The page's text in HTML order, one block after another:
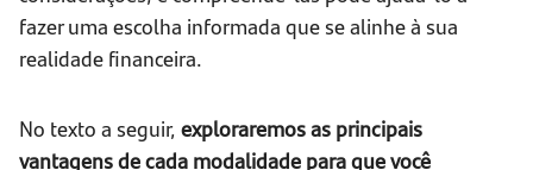
fazer uma escolha informada que se alinhe à sua
realidade financeira.
No texto a seguir, exploraremos as principais
vantagens de cada modalidade para que você